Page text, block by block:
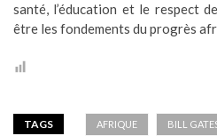
santé, l’éducation et le respect
être les fondements du progrès
TAGS AFRIQUE BILL